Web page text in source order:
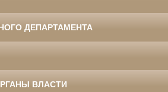
ДЕПАРТАМЕНТА
ВЛАСТИ